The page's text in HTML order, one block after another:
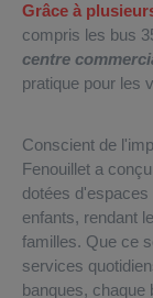
Grâce à
compris les bus
centre
pratique pour les
Conscient de
Fenouillet a
dotées d'espaces
enfants, rendant
familles. Que ce
services
banques, chaque